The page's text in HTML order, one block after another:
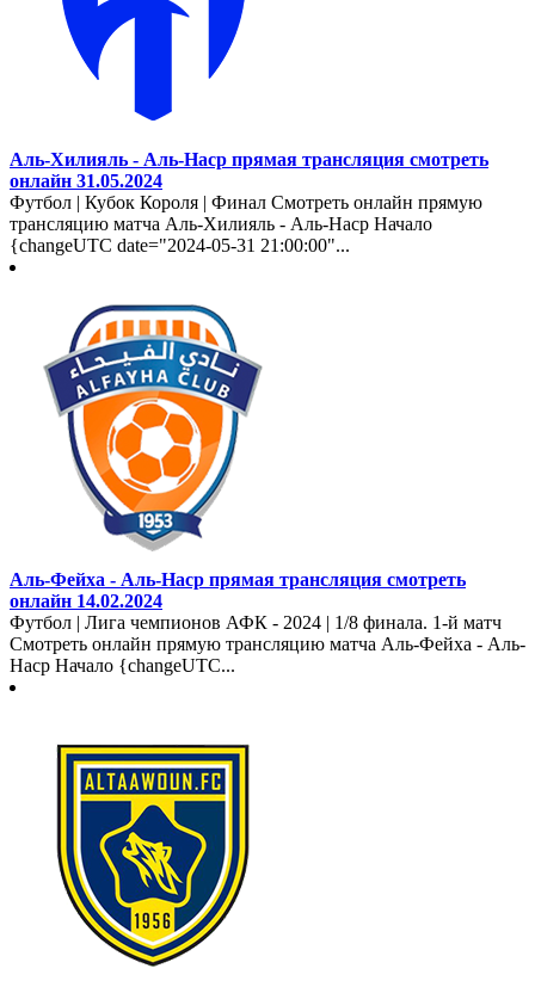
Аль-Хилияль - Аль-Наср прямая трансляция смотреть
онлайн 31.05.2024
Футбол | Кубок Короля | Финал Смотреть онлайн прямую
трансляцию матча Аль-Хилияль - Аль-Наср Начало
{changeUTC date="2024-05-31 21:00:00"...
Аль-Фейха - Аль-Наср прямая трансляция смотреть
онлайн 14.02.2024
Футбол | Лига чемпионов АФК - 2024 | 1/8 финала. 1-й матч
Смотреть онлайн прямую трансляцию матча Аль-Фейха - Аль-
Наср Начало {changeUTC...